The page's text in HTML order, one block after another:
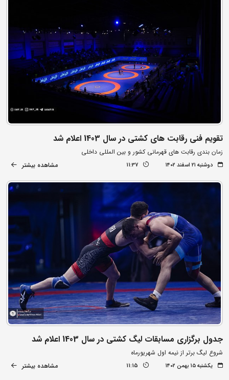
تقویم فنی رقابت های کشتی در سال 1403 اعلام شد
زمان بندی رقابت های قهرمانی کشور و بین المللی داخلی
دوشنبه ۲۱ اسفند ۱۴۰۲ 11:37 مشاهده بیشتر
جدول برگزاری مسابقات لیگ کشتی در سال 1403 اعلام شد
شروع لیگ برتر از نیمه اول شهریورماه
یکشنبه ۱۵ بهمن ۱۴۰۲ 11:15 مشاهده بیشتر